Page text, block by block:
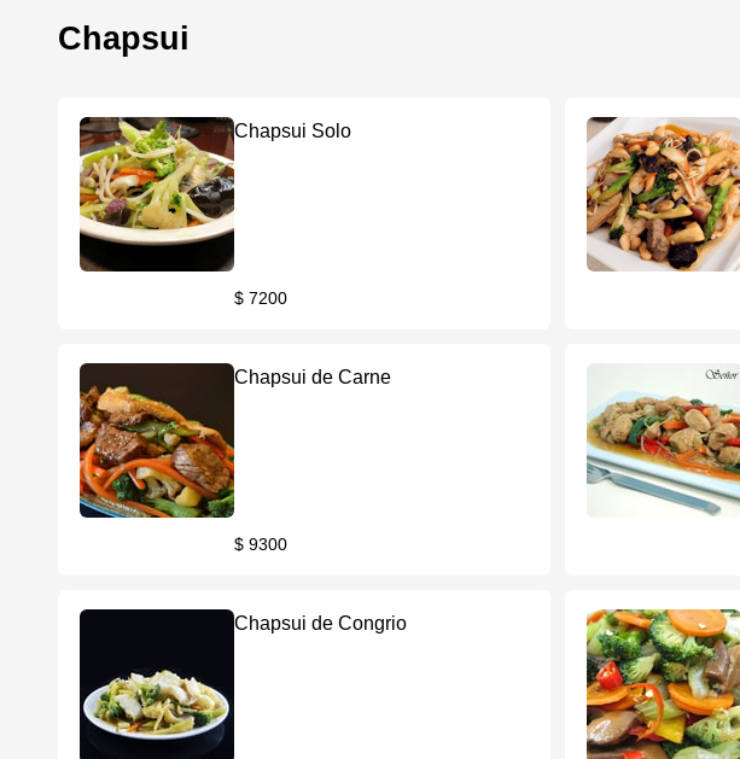
Chapsui
Chapsui Solo
$ 7200
Chapsui de Carne
$ 9300
Chapsui de Congrio